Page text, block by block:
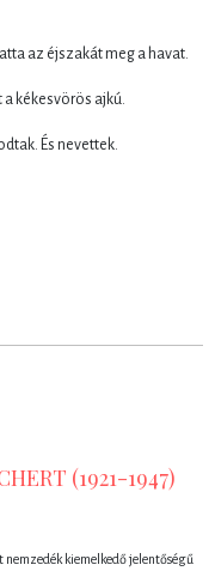
az éjszakát meg a havat.
kékesvörös ajkú.
És nevettek.
(1921-1947)
nemzedék kiemelkedő jelentőségű